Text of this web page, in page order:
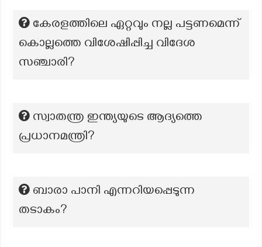
കേരളത്തിലെ ഏറ്റവും നല്ല പട്ടണമെന്ന്
കൊല്ലത്തെ വിശേഷിപ്പിച്ച വിദേശ
സഞ്ചാരി?
സ്വാതന്ത്ര ഇന്ത്യയുടെ ആദ്യത്തെ
പ്രധാനമന്ത്രി?
ബാരാ പാനി എന്നറിയപ്പെടുന്ന
തടാകം?